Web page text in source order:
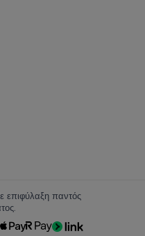
παντός